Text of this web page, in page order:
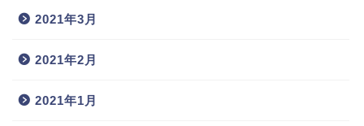
2021年3月
2021年2月
2021年1月